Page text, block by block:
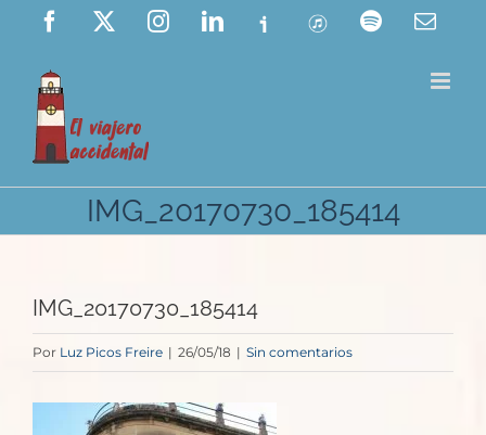
Saltar
contenido
Facebook InstagramLinkedIn
Ivoox ITunes Spotify
IMG_20170730_185414
IMG_20170730_185414
Por Luz Picos Freire | 26/05/18 | Sin comentarios